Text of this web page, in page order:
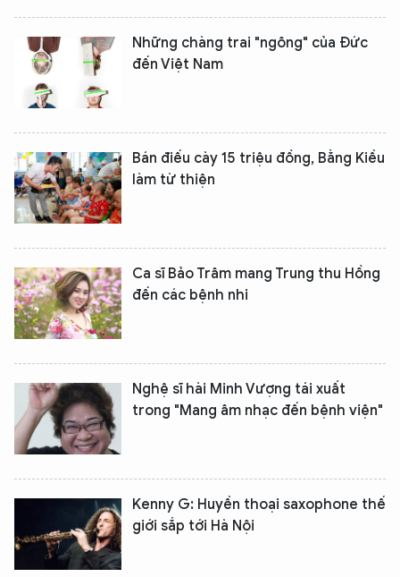
Những chàng trai "ngông" của Đức
đến Việt Nam
Bán điếu cày 15 triệu đồng, Bằng Kiều
làm từ thiện
Ca sĩ Bảo Trâm mang Trung thu Hồng
đến các bệnh nhi
Nghệ sĩ hài Minh Vượng tái xuất
trong "Mang âm nhạc đến bệnh viện"
Kenny G: Huyền thoại saxophone thế
giới sắp tới Hà Nội